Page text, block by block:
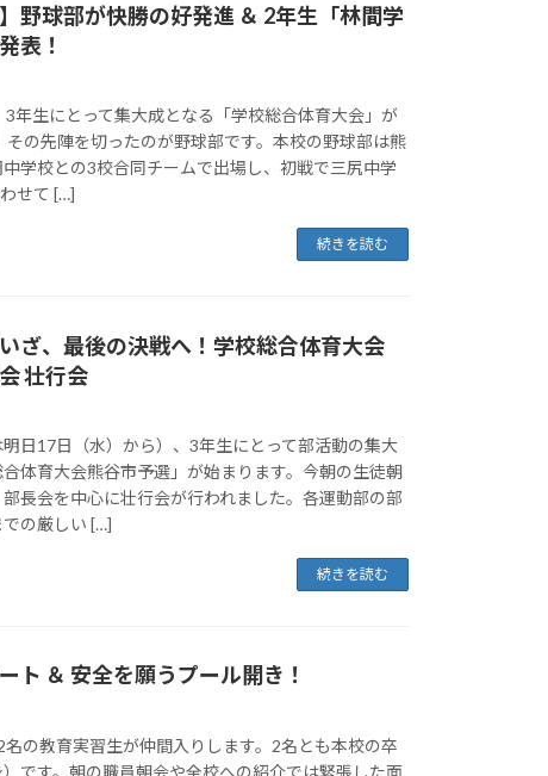
】野球部が快勝の好発進 ＆ 2年生「林間学
表！
年生にとって集大成となる「学校総合体育大会」が
その先陣を切ったのが野球部です。本校の野球部は熊
学校との3校合同チームで出場し、初戦で三尻中学
せて […]
続きを読む
いざ、最後の決戦へ！学校総合体育大会
壮行会
日17日（水）から）、3年生にとって部活動の集大
体育大会熊谷市予選」が始まります。今朝の生徒朝
長会を中心に壮行会が行われました。各運動部の部
の厳しい […]
続きを読む
ト ＆ 安全を願うプール開き！
の教育実習生が仲間入りします。2名とも本校の卒
です。朝の職員朝会や全校への紹介では緊張した面